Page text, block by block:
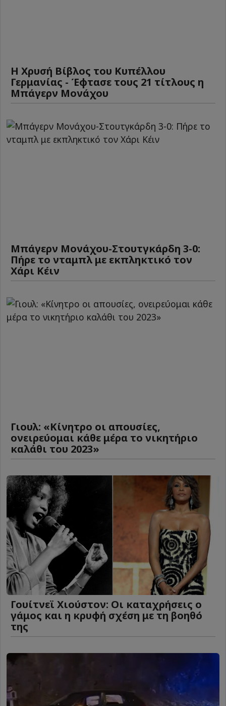
Η Χρυσή Βίβλος του Κυπέλλου
Γερμανίας - Έφτασε τους 21 τίτλους η
Μπάγερν Μονάχου
Μπάγερν Μονάχου-Στουτγκάρδη 3-0:
Πήρε το νταμπλ με εκπληκτικό τον
Χάρι Κέιν
Γιουλ: «Κίνητρο οι απουσίες,
ονειρεύομαι κάθε μέρα το νικητήριο
καλάθι του 2023»
Γουίτνεϊ Χιούστον: Οι καταχρήσεις ο
γάμος και η κρυφή σχέση με τη βοηθό
της